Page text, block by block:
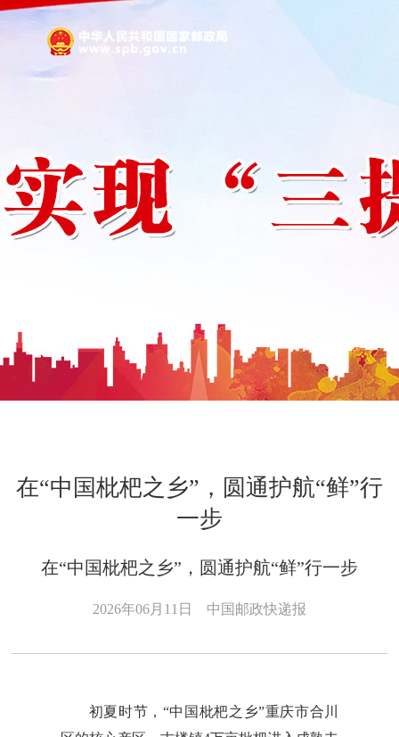
在“中国枇杷之乡”，圆通护航“鲜”行
一步
在“中国枇杷之乡”，圆通护航“鲜”行一步
2026年06月11日 中国邮政快递报
初夏时节，“中国枇杷之乡”重庆市合川